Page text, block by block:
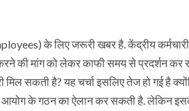
के लिए जरूरी खबर है. केंद्रीय
की मांग को लेकर काफी समय से प्रदर्शन कर
सकती है? यह चर्चा इसलिए तेज हो गई है
के गठन का ऐलान कर सकती है. लेकिन